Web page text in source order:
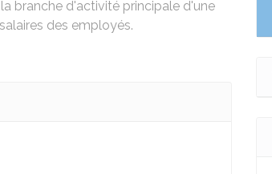
branche d'activité principale d'une
des employés.